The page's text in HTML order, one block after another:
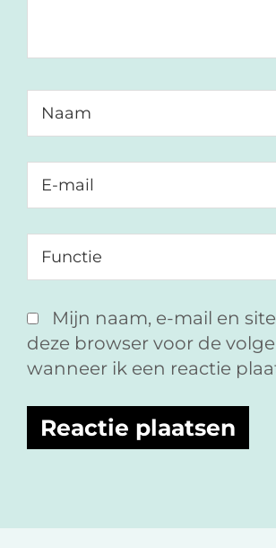
Mijn naam, e-mail en
deze browser voor de
wanneer ik een reactie